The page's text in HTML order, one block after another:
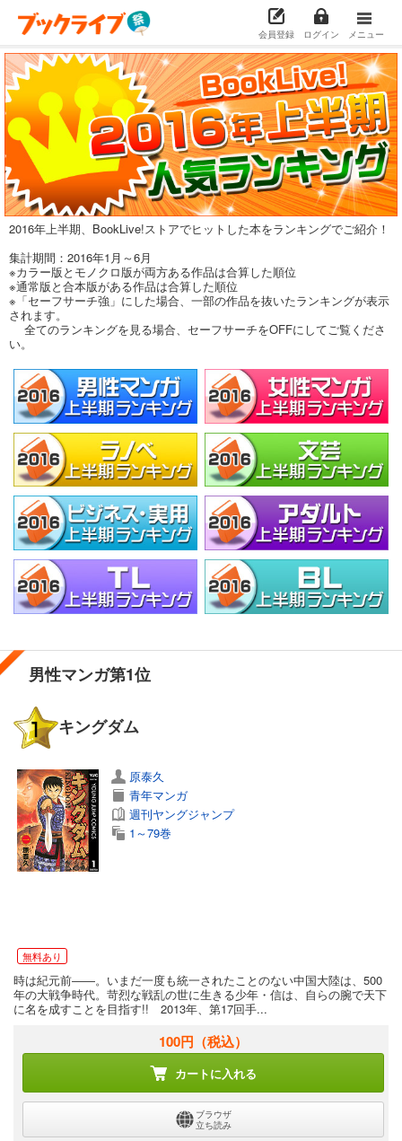
会員登録 ログイン メニュー
2016年上半期、BookLive!ストアでヒットした本をランキングでご紹介！
集計期間：2016年1月～6月
※カラー版とモノクロ版が両方ある作品は合算した順位
※通常版と合本版がある作品は合算した順位
※「セーフサーチ強」にした場合、一部の作品を抜いたランキングが表示
されます。
全てのランキングを見る場合、セーフサーチをOFFにしてご覧くださ
い。
男性マンガ第1位
キングダム
無料あり
原泰久
青年マンガ
週刊ヤングジャンプ
1～79巻
時は紀元前――。いまだ一度も統一されたことのない中国大陸は、500
年の大戦争時代。苛烈な戦乱の世に生きる少年・信は、自らの腕で天下
に名を成すことを目指す!! 2013年、第17回手...
100円 （税込）
カートに入れる
ブラウザ
立ち読み